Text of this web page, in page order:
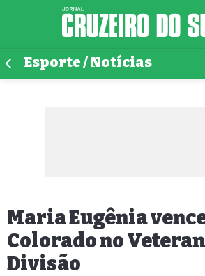
Esporte / Notícias
Maria Eugênia
Colorado no
Divisão